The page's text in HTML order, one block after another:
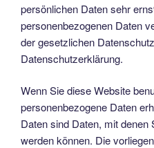
persönlichen Daten sehr
personenbezogenen Daten
der gesetzlichen
Datenschutzerklärung.
Wenn Sie diese Website
personenbezogene Daten
Daten sind Daten, mit
werden können. Die